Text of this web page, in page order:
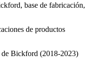
base de fabricación,
de productos
de Bickford (2018-2023)